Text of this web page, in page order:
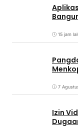
15 jam
7
Izin